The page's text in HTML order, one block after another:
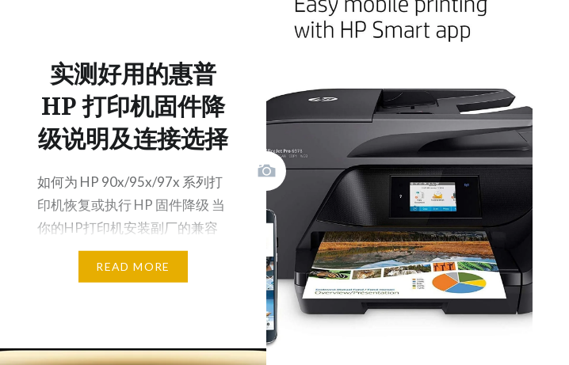
实测好用的惠普
HP 打印机固件降
级说明及连接选择
如何为 HP 90x/95x/97x 系列打
印机恢复或执行 HP 固件降级 当
你的HP打印机安装副厂的兼容
READ MORE